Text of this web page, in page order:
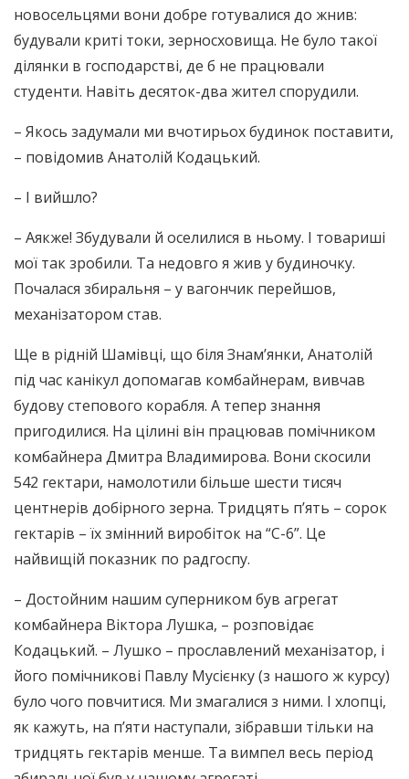
новосельцями вони добре готувалися до жнив:
будували криті токи, зерносховища. Не було такої
ділянки в господарстві, де б не працювали
студенти. Навіть десяток-два жител спорудили.
– Якось задумали ми вчотирьох будинок поставити,
– повідомив Анатолій Кодацький.
– І вийшло?
– Аякже! Збудували й оселилися в ньому. І товариші
мої так зробили. Та недовго я жив у будиночку.
Почалася збиральня – у вагончик перейшов,
механізатором став.
Ще в рідній Шамівці, що біля Знам’янки, Анатолій
під час канікул допомагав комбайнерам, вивчав
будову степового корабля. А тепер знання
пригодилися. На цілині він працював помічником
комбайнера Дмитра Владимирова. Вони скосили
542 гектари, намолотили більше шести тисяч
центнерів добірного зерна. Тридцять п’ять – сорок
гектарів – їх змінний виробіток на “С-6”. Це
найвищій показник по радгоспу.
– Достойним нашим суперником був агрегат
комбайнера Віктора Лушка, – розповідає
Кодацький. – Лушко – прославлений механізатор, і
його помічникові Павлу Мусієнку (з нашого ж курсу)
було чого повчитися. Ми змагалися з ними. І хлопці,
як кажуть, на п’яти наступали, зібравши тільки на
тридцять гектарів менше. Та вимпел весь період